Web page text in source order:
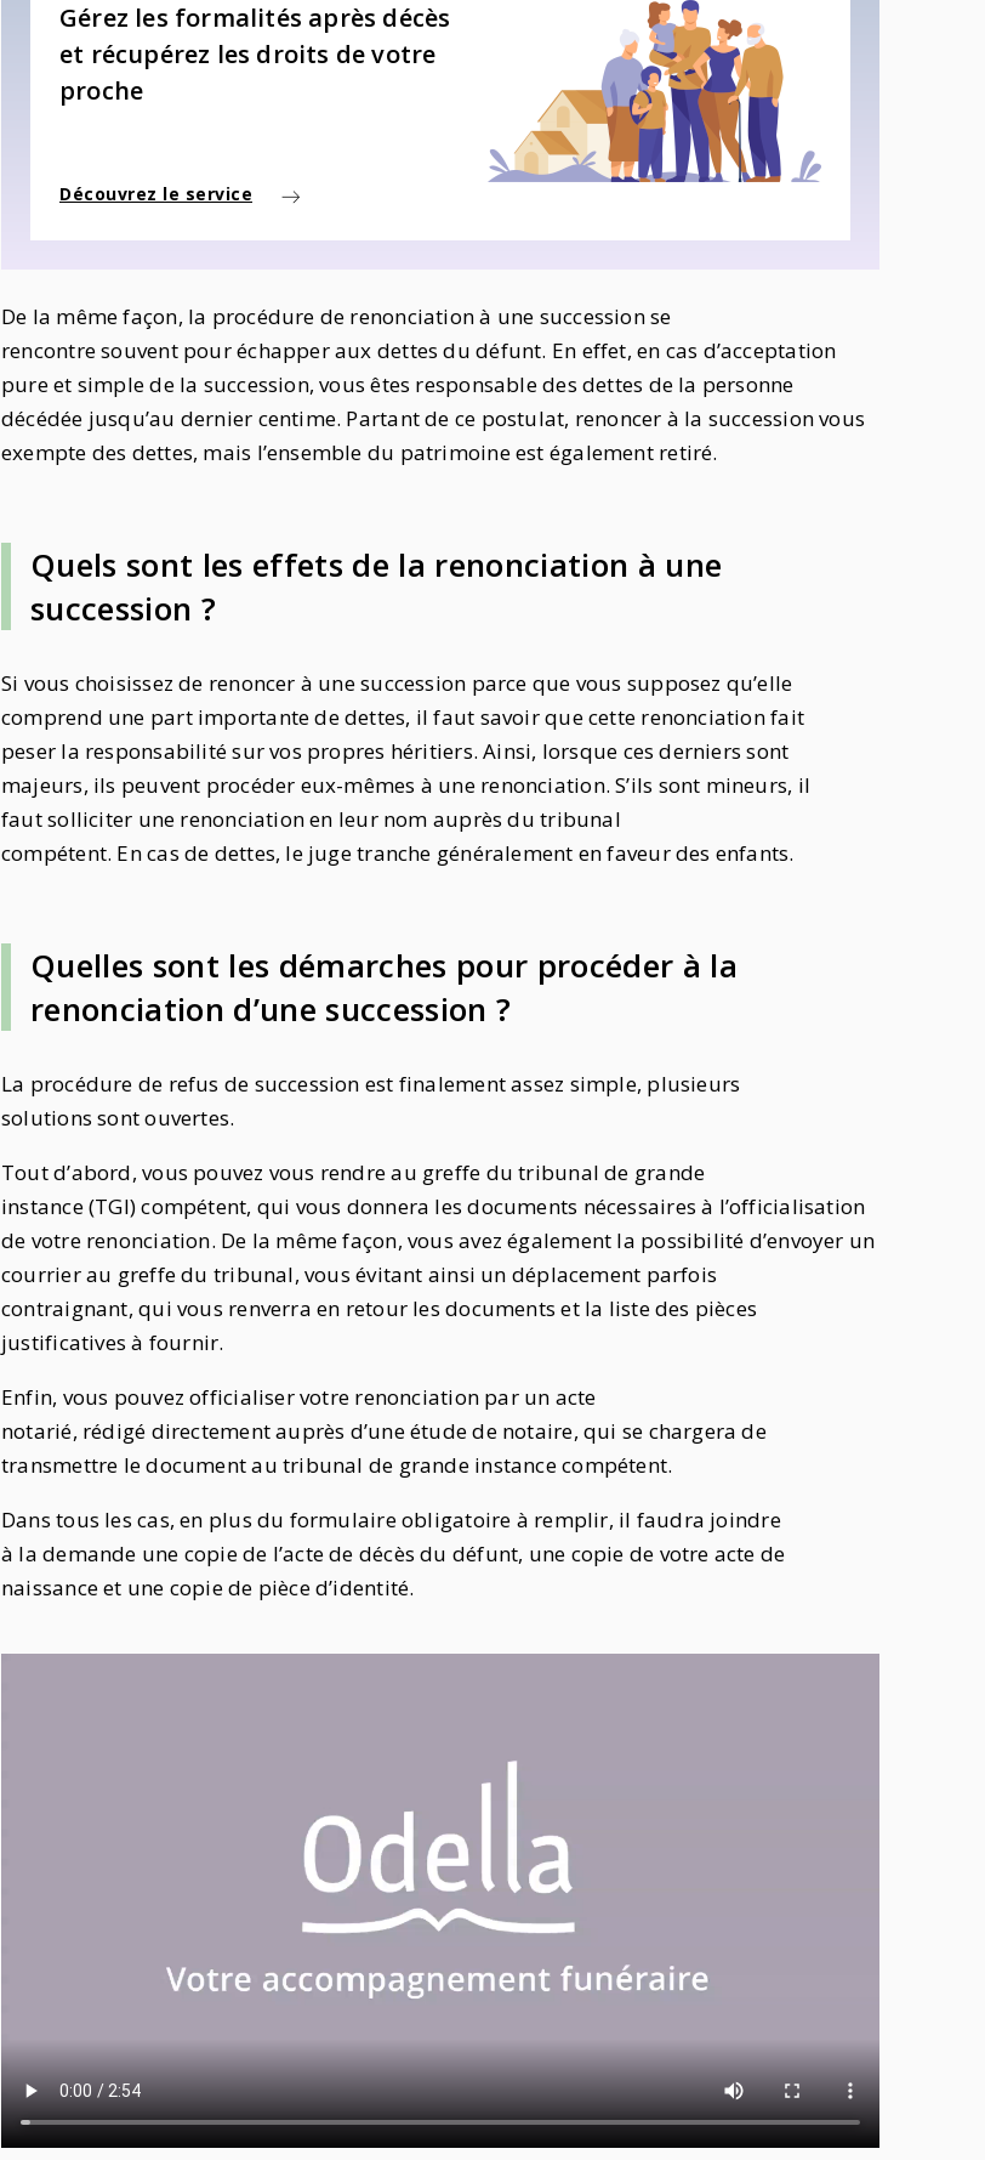
Gérez les formalités après décès
et récupérez les droits de votre
proche
Découvrez le service
De la même façon, la procédure de renonciation à une succession se
rencontre souvent pour échapper aux dettes du défunt. En effet, en cas d’acceptation
pure et simple de la succession, vous êtes responsable des dettes de la personne
décédée jusqu’au dernier centime. Partant de ce postulat, renoncer à la succession vous
exempte des dettes, mais l’ensemble du patrimoine est également retiré.
Quels sont les effets de la renonciation à une
succession ?
Si vous choisissez de renoncer à une succession parce que vous supposez qu’elle
comprend une part importante de dettes, il faut savoir que cette renonciation fait
peser la responsabilité sur vos propres héritiers. Ainsi, lorsque ces derniers sont
majeurs, ils peuvent procéder eux-mêmes à une renonciation. S’ils sont mineurs, il
faut solliciter une renonciation en leur nom auprès du tribunal
compétent. En cas de dettes, le juge tranche généralement en faveur des enfants.
Quelles sont les démarches pour procéder à la
renonciation d’une succession ?
La procédure de refus de succession est finalement assez simple, plusieurs
solutions sont ouvertes.
Tout d’abord, vous pouvez vous rendre au greffe du tribunal de grande
instance (TGI) compétent, qui vous donnera les documents nécessaires à l’officialisation
de votre renonciation. De la même façon, vous avez également la possibilité d’envoyer un
courrier au greffe du tribunal, vous évitant ainsi un déplacement parfois
contraignant, qui vous renverra en retour les documents et la liste des pièces
justificatives à fournir.
Enfin, vous pouvez officialiser votre renonciation par un acte
notarié, rédigé directement auprès d’une étude de notaire, qui se chargera de
transmettre le document au tribunal de grande instance compétent.
Dans tous les cas, en plus du formulaire obligatoire à remplir, il faudra joindre
à la demande une copie de l’acte de décès du défunt, une copie de votre acte de
naissance et une copie de pièce d’identité.